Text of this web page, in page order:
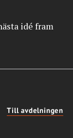
idé fram
Till avdelningen